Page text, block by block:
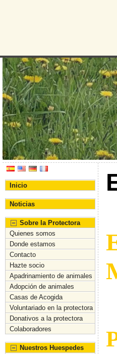
Asociación
Inicio
Noticias
Sobre la Protectora
Quienes somos
Donde estamos
Contacto
Hazte socio
Apadrinamiento de animales
Adopción de animales
Casas de Acogida
Voluntariado en la protectora
Donativos a la protectora
Colaboradores
Nuestros Huespedes